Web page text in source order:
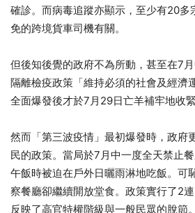
確診。而病毒追蹤亦顯示，至少有20多
免的跨境貨車司機有關。
但後知後覺的政府不為所動，甚至在7
隔離檢疫政策「維持必須的社會及經濟
全面爆發後才於7月 29日亡羊補牢地收
然而「第三波疫情」最初爆發時，政府
民的政策。當局於7月中一度全天禁止
午飯時被迫在戶外日曬雨淋地吃飯。可
察餐廳卻繼續開放堂食。政策實行了2
反映了高官特權階級與一般民眾的脫節。